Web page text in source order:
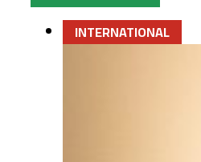
INTERNATIONAL